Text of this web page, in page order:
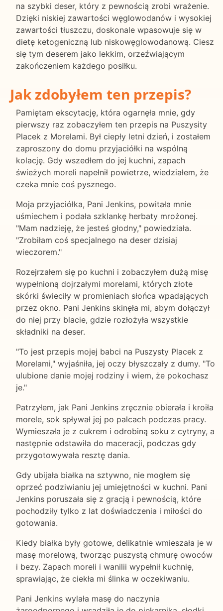
na szybki deser, który z pewnością zrobi wrażenie.
Dzięki niskiej zawartości węglowodanów i wysokiej
zawartości tłuszczu, doskonale wpasowuje się w
dietę ketogeniczną lub niskowęglowodanową. Ciesz
się tym deserem jako lekkim, orzeźwiającym
zakończeniem każdego posiłku.
Jak zdobyłem ten przepis?
Pamiętam ekscytację, która ogarnęła mnie, gdy
pierwszy raz zobaczyłem ten przepis na Puszysity
Placek z Morelami. Był ciepły letni dzień, i zostałem
zaproszony do domu przyjaciółki na wspólną
kolację. Gdy wszedłem do jej kuchni, zapach
świeżych moreli napełnił powietrze, wiedziałem, że
czeka mnie coś pysznego.
Moja przyjaciółka, Pani Jenkins, powitała mnie
uśmiechem i podała szklankę herbaty mrożonej.
"Mam nadzieję, że jesteś głodny," powiedziała.
"Zrobiłam coś specjalnego na deser dzisiaj
wieczorem."
Rozejrzałem się po kuchni i zobaczyłem dużą misę
wypełnioną dojrzałymi morelami, których złote
skórki świeciły w promieniach słońca wpadających
przez okno. Pani Jenkins skinęła mi, abym dołączył
do niej przy blacie, gdzie rozłożyła wszystkie
składniki na deser.
"To jest przepis mojej babci na Puszysty Placek z
Morelami," wyjaśniła, jej oczy błyszczały z dumy. "To
ulubione danie mojej rodziny i wiem, że pokochasz
je."
Patrzyłem, jak Pani Jenkins zręcznie obierała i kroiła
morele, sok spływał jej po palcach podczas pracy.
Wymieszała je z cukrem i odrobiną soku z cytryny, a
następnie odstawiła do maceracji, podczas gdy
przygotowywała resztę dania.
Gdy ubijała białka na sztywno, nie mogłem się
oprzeć podziwianiu jej umiejętności w kuchni. Pani
Jenkins poruszała się z gracją i pewnością, które
pochodziły tylko z lat doświadczenia i miłości do
gotowania.
Kiedy białka były gotowe, delikatnie wmieszała je w
masę morelową, tworząc puszystą chmurę owoców
i bezy. Zapach moreli i wanilii wypełnił kuchnię,
sprawiając, że ciekła mi ślinka w oczekiwaniu.
Pani Jenkins wylała masę do naczynia